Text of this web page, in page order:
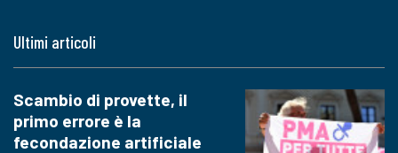
Ultimi articoli
Scambio di provette, il
primo errore è la
fecondazione artificiale